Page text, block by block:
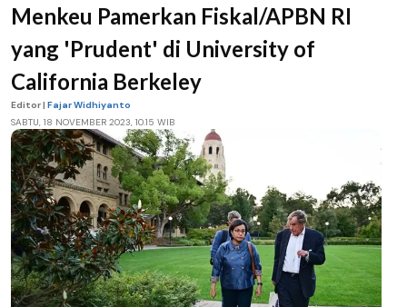
Menkeu Pamerkan Fiskal/APBN RI
yang 'Prudent' di University of
California Berkeley
Editor | Fajar Widhiyanto
SABTU, 18 NOVEMBER 2023, 10.15 WIB